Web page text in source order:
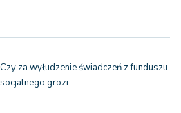
Czy za wyłudzenie świadczeń z funduszu
socjalnego grozi…